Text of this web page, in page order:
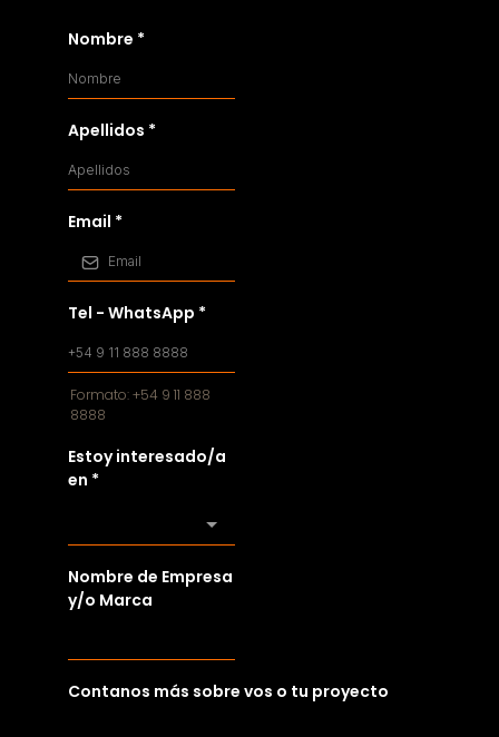
Nombre *
Apellidos *
Email *
Tel - WhatsApp *
Formato: +54 9 11 888
8888
Estoy interesado/a
en *
Nombre de Empresa
y/o Marca
Contanos más sobre vos o tu proyecto